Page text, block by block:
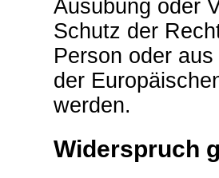
Ausübung oder
Schutz der
Person oder
der
werden.
Widerspruch